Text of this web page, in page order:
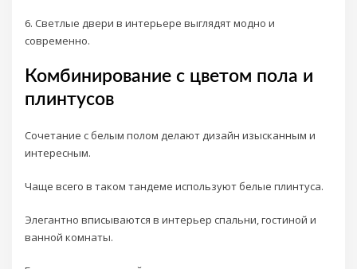
6. Светлые двери в интерьере выглядят модно и
современно.
Комбинирование с цветом пола и
плинтусов
Сочетание с белым полом делают дизайн изысканным и
интересным.
Чаще всего в таком тандеме используют белые плинтуса.
Элегантно вписываются в интерьер спальни, гостиной и
ванной комнаты.